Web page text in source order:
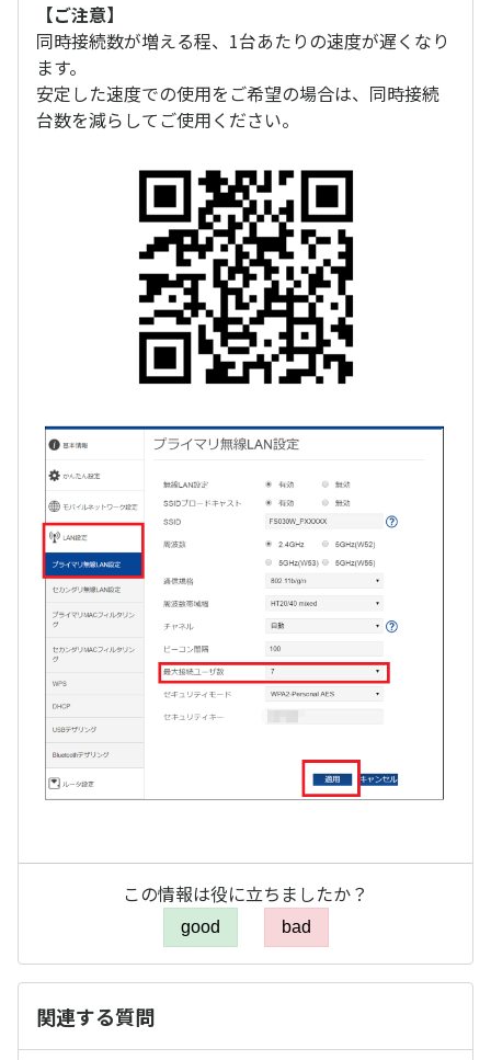
【ご注意】
同時接続数が増える程、1台あたりの速度が遅くなり
ます。
安定した速度での使用をご希望の場合は、同時接続
台数を減らしてご使用ください。
この情報は役に立ちましたか？
good bad
関連する質問